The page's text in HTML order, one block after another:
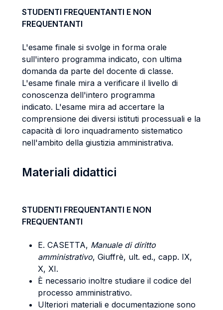
STUDENTI FREQUENTANTI E NON
FREQUENTANTI
L'esame finale si svolge in forma orale
sull'intero programma indicato, con ultima
domanda da parte del docente di classe.
L'esame finale mira a verificare il livello di
conoscenza dell'intero programma
indicato. L'esame mira ad accertare la
comprensione dei diversi istituti processuali e la
capacità di loro inquadramento sistematico
nell'ambito della giustizia amministrativa.
Materiali didattici
STUDENTI FREQUENTANTI E NON
FREQUENTANTI
E. CASETTA, Manuale di diritto
amministrativo, Giuffrè, ult. ed., capp. IX,
X, XI.
È necessario inoltre studiare il codice del
processo amministrativo.
Ulteriori materiali e documentazione sono